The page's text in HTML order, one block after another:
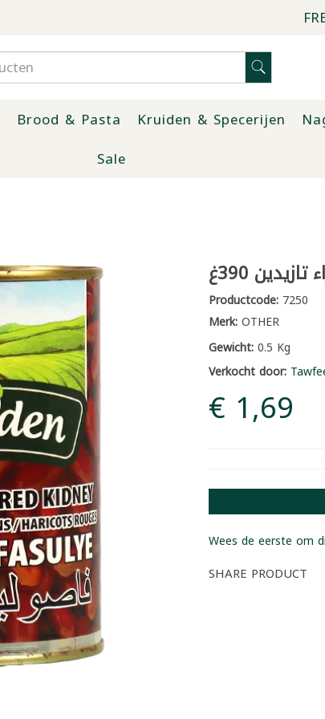
Brood & Pasta Kruiden & Specerijen
Sale
390غ
Productcode:7250
Merk:OTHER
Gewicht:0.5 Kg
Verkocht door:
€ 1,69
Wees de eerste om
SHARE PRODUCT